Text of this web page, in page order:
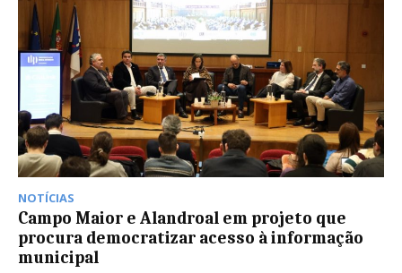
NOTÍCIAS
Campo Maior e Alandroal em projeto que
procura democratizar acesso à informação
municipal